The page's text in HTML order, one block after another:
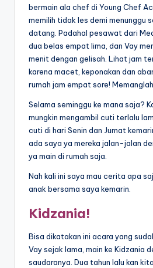
bermain ala chef di Young Chef
memilih tidak les demi menunggu
datang. Padahal pesawat dari
dua belas empat lima, dan Vay
menit dengan gelisah. Lihat jam
karena macet, keponakan dan
rumah jam empat sore!
Selama seminggu ke mana saja?
mungkin mengambil cuti terlalu
cuti di hari Senin dan Jumat
ada saya ya mereka jalan-jalan
ya main di rumah saja.
Nah kali ini saya mau cerita apa
anak bersama saya kemarin.
Kidzania!
Bisa dikatakan ini acara yang
Vay sejak lama, main ke Kidzania
saudaranya. Dua tahun lalu kan